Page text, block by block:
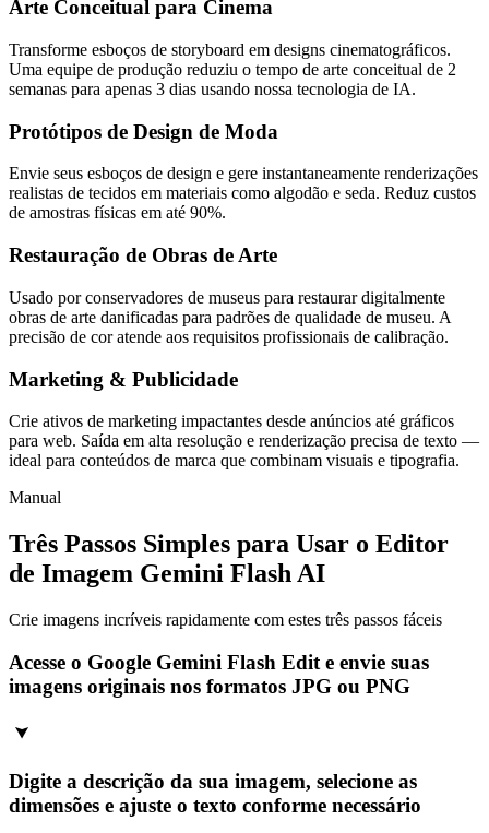
Arte Conceitual para Cinema
Transforme esboços de storyboard em designs cinematográficos.
Uma equipe de produção reduziu o tempo de arte conceitual de 2
semanas para apenas 3 dias usando nossa tecnologia de IA.
Protótipos de Design de Moda
Envie seus esboços de design e gere instantaneamente renderizações
realistas de tecidos em materiais como algodão e seda. Reduz custos
de amostras físicas em até 90%.
Restauração de Obras de Arte
Usado por conservadores de museus para restaurar digitalmente
obras de arte danificadas para padrões de qualidade de museu. A
precisão de cor atende aos requisitos profissionais de calibração.
Marketing & Publicidade
Crie ativos de marketing impactantes desde anúncios até gráficos
para web. Saída em alta resolução e renderização precisa de texto —
ideal para conteúdos de marca que combinam visuais e tipografia.
Manual
Três Passos Simples para Usar o Editor
de Imagem Gemini Flash AI
Crie imagens incríveis rapidamente com estes três passos fáceis
Acesse o Google Gemini Flash Edit e envie suas
imagens originais nos formatos JPG ou PNG
Digite a descrição da sua imagem, selecione as
dimensões e ajuste o texto conforme necessário